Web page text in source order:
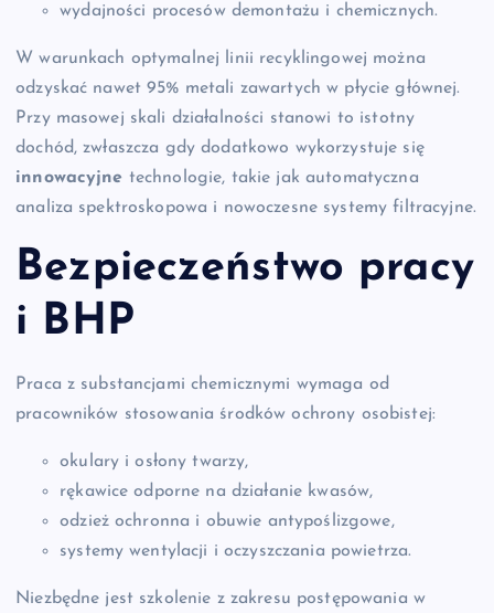
wydajności procesów demontażu i chemicznych.
W warunkach optymalnej linii recyklingowej można
odzyskać nawet 95% metali zawartych w płycie głównej.
Przy masowej skali działalności stanowi to istotny
dochód, zwłaszcza gdy dodatkowo wykorzystuje się
innowacyjne technologie, takie jak automatyczna
analiza spektroskopowa i nowoczesne systemy filtracyjne.
Bezpieczeństwo pracy
i BHP
Praca z substancjami chemicznymi wymaga od
pracowników stosowania środków ochrony osobistej:
okulary i osłony twarzy,
rękawice odporne na działanie kwasów,
odzież ochronna i obuwie antypoślizgowe,
systemy wentylacji i oczyszczania powietrza.
Niezbędne jest szkolenie z zakresu postępowania w